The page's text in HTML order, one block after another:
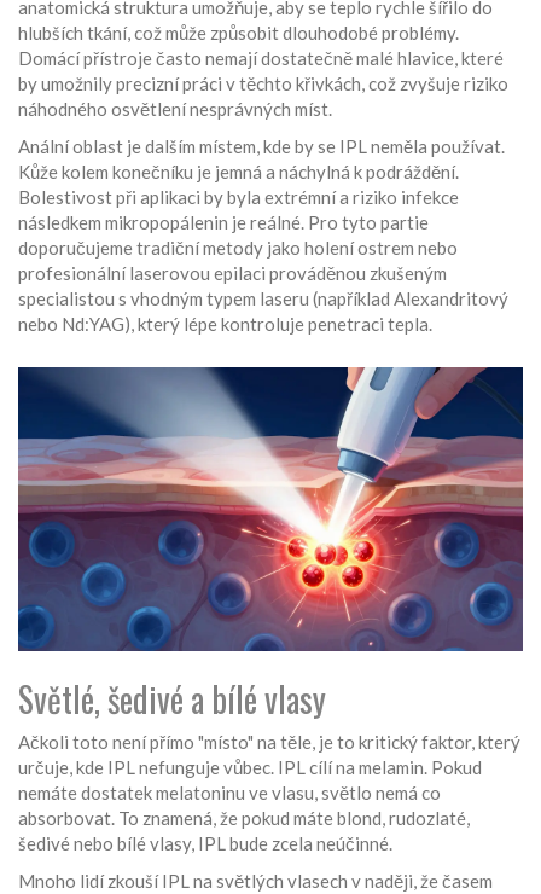
anatomická struktura umožňuje, aby se teplo rychle šířilo do
hlubších tkání, což může způsobit dlouhodobé problémy.
Domácí přístroje často nemají dostatečně malé hlavice, které
by umožnily precizní práci v těchto křivkách, což zvyšuje riziko
náhodného osvětlení nesprávných míst.
Anální oblast je dalším místem, kde by se IPL neměla používat.
Kůže kolem konečníku je jemná a náchylná k podráždění.
Bolestivost při aplikaci by byla extrémní a riziko infekce
následkem mikropopálenin je reálné. Pro tyto partie
doporučujeme tradiční metody jako holení ostrem nebo
profesionální laserovou epilaci prováděnou zkušeným
specialistou s vhodným typem laseru (například Alexandritový
nebo Nd:YAG), který lépe kontroluje penetraci tepla.
Světlé, šedivé a bílé vlasy
Ačkoli toto není přímo "místo" na těle, je to kritický faktor, který
určuje, kde IPL nefunguje vůbec. IPL cílí na melamin. Pokud
nemáte dostatek melatoninu ve vlasu, světlo nemá co
absorbovat. To znamená, že pokud máte blond, rudozlaté,
šedivé nebo bílé vlasy, IPL bude zcela neúčinné.
Mnoho lidí zkouší IPL na světlých vlasech v naději, že časem